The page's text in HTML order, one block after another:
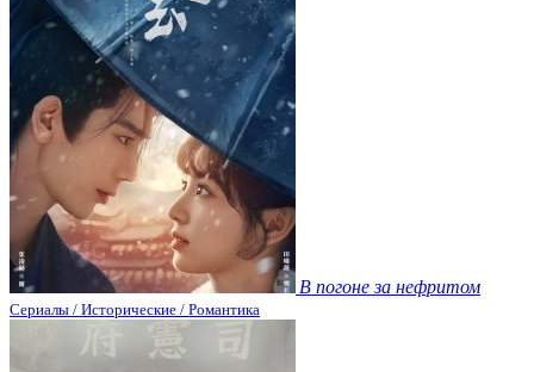
В погоне за нефритом
Сериалы / Исторические / Романтика